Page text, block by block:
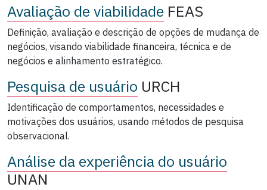
Avaliação de viabilidade FEAS
Definição, avaliação e descrição de opções de mudança de
negócios, visando viabilidade financeira, técnica e de
negócios e alinhamento estratégico.
Pesquisa de usuário URCH
Identificação de comportamentos, necessidades e
motivações dos usuários, usando métodos de pesquisa
observacional.
Análise da experiência do usuário
UNAN